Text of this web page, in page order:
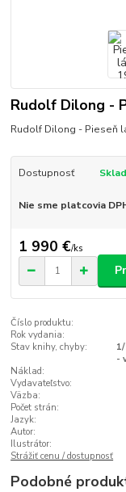
Rudolf Dilong -
Rudolf Dilong - Pieseň
Dostupnosť
Nie sme platcovia
1 990 €/ks
Číslo produktu:
Rok vydania:
Stav knihy, chyby:
-
Náklad:
Vydavateľstvo:
Väzba:
Počet strán:
Jazyk:
Autor:
Ilustrátor:
Strážiť cenu / dostupnosť
Podobné